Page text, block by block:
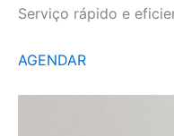
Serviço rápido e
AGENDAR